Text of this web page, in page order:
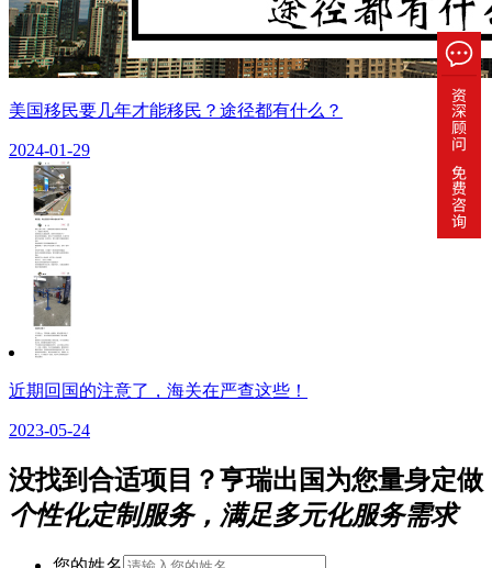
美国移民要几年才能移民？途径都有什么？
2024-01-29
近期回国的注意了，海关在严查这些！
2023-05-24
没找到合适项目？亨瑞出国为您量身定做
个性化定制服务，满足多元化服务需求